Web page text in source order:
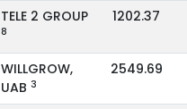
TELE 2 GROUP
8
1202.37
WILLGROW,
UAB 3
2549.69